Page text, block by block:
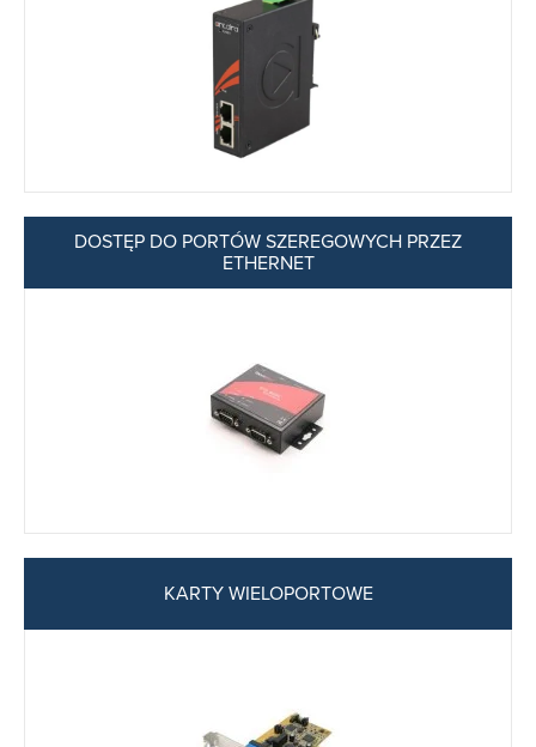
DOSTĘP DO PORTÓW SZEREGOWYCH PRZEZ
ETHERNET
KARTY WIELOPORTOWE